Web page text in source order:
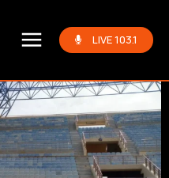
LIVE 103.1